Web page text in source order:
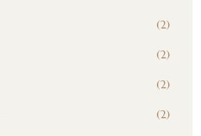
(2)
(2)
(2)
(2)